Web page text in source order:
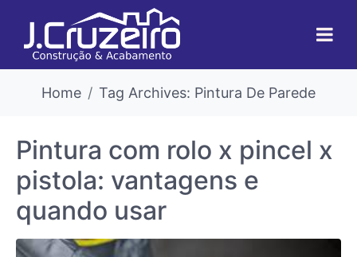
Home Tag Archives: Pintura De Parede
Pintura com rolo x pincel x
pistola: vantagens e
quando usar